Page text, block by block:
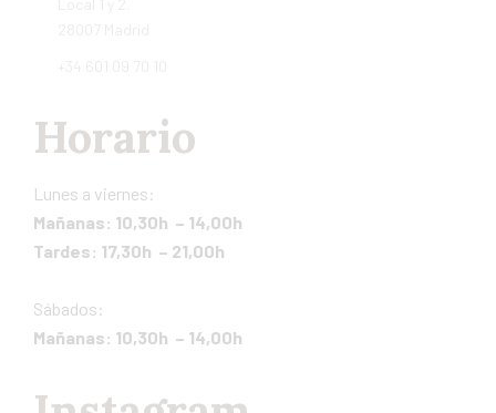
Horario
Lunes a viernes:
Mañanas: 10,30h – 14,00h
Tardes: 17,30h – 21,00h
Sábados:
Mañanas: 10,30h – 14,00h